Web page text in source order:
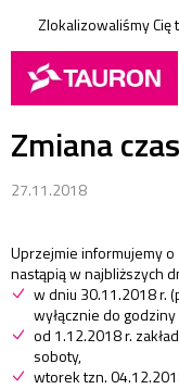
Zlokalizowaliśmy Cię
Zmiana
27.11.2018
Uprzejmie informujemy o
nastąpią w najbliższych
w dniu 30.11.2018 r.
wyłącznie do
od 1.12.2018 r.
soboty,
wtorek tzn.